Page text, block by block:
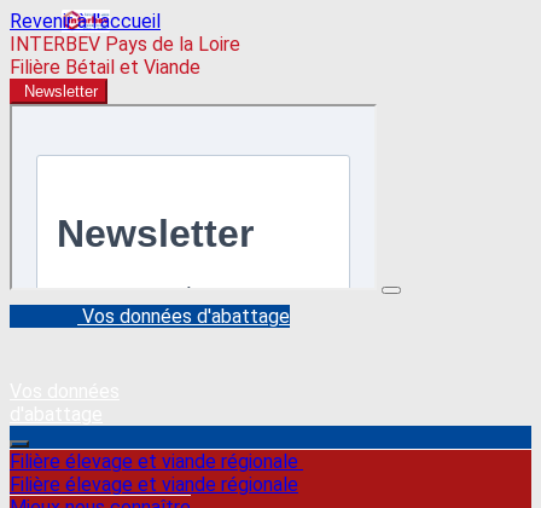
Revenir à l'accueil
INTERBEV Pays de la Loire
Filière Bétail et Viande
Newsletter
Vos données d'abattage
Filière élevage et viande régionale
Filière élevage et viande régionale